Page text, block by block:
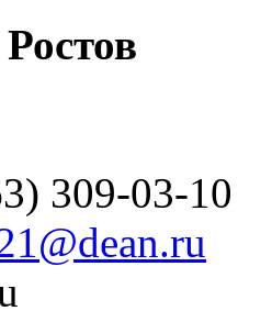
309-03-10